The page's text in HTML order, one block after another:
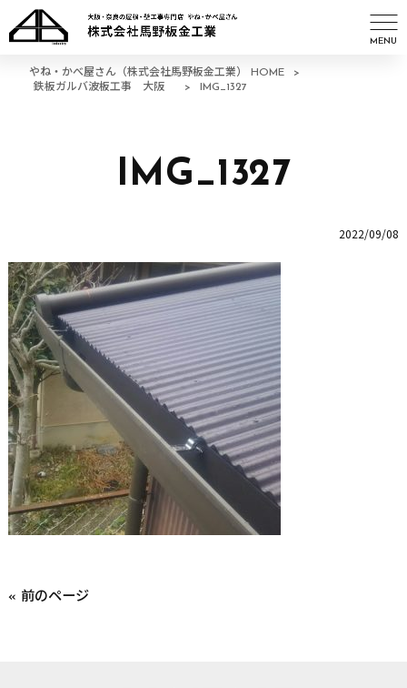
MENU
やね・かべ屋さん（株式会社馬野板金工業） HOME
>
鉄板ガルバ波板工事 大阪
> IMG_1327
IMG_1327
2022/09/08
« 前のページ